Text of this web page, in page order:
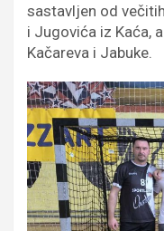
sastavljen od
i Jugovića iz Kaća,
Kačareva i Jabuke.